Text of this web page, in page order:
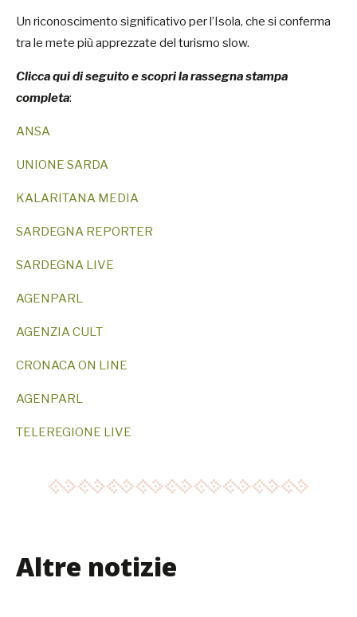
Un riconoscimento significativo per l’Isola, che si conferma
tra le mete più apprezzate del turismo slow.
Clicca qui di seguito e scopri la rassegna stampa
completa:
ANSA
UNIONE SARDA
KALARITANA MEDIA
SARDEGNA REPORTER
SARDEGNA LIVE
AGENPARL
AGENZIA CULT
CRONACA ON LINE
AGENPARL
TELEREGIONE LIVE
Altre notizie